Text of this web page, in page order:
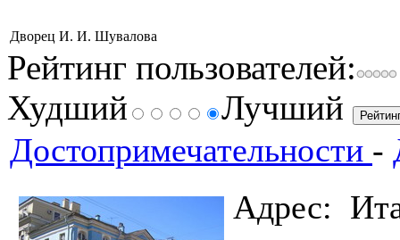
Дворец И. И. Шувалова
Рейтинг пользователей:
Худший
Лучший
Достопримечательности -
Адрес: